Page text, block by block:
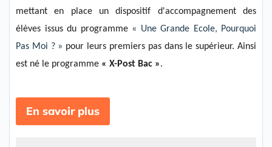
mettant en place un dispositif d'accompagnement des
élèves issusdu programme « Une Grande Ecole, Pourquoi
Pas Moi ? » pour leurs premiers pas dans le supérieur.Ainsi
est né l e programme « X-Post Bac ».
En savoir plus